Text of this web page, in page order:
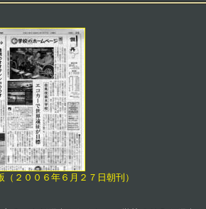
（２００６年６月２７日朝刊）